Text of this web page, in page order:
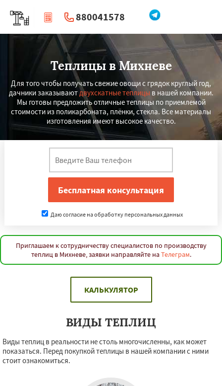
880041578
| Перезвоните мне
Теплицы в Михневе
Для того чтобы получать свежие овощи с грядок круглый год,
дачники заказываютдвухскатные теплицы в нашей компании.
Мы готовы предложить отличные теплицы по приемлемой
стоимости из поликарбоната, плёнки, стекла. Все материалы
изготовления имеют высокое качество.
Даю согласие на обработку персональных данных
Приглашаем к сотрудничеству специалистов по производству
теплиц в Михневе, заявки направляйте на Телеграм.
КАЛЬКУЛЯТОР
ВИДЫ ТЕПЛИЦ
Виды теплиц в реальности не столь многочисленны, как может
показаться. Перед покупкой теплицы в нашей компании с ними
стоит ознакомиться.